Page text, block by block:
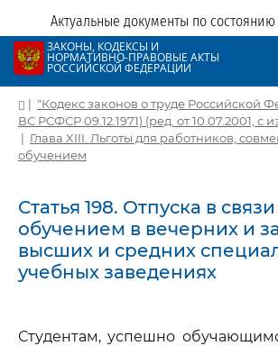
Актуальные документы по состоянию
ЗАКОНЫ, КОДЕКСЫ И
НОРМАТИВНО-ПРАВОВЫЕ АКТЫ
РОССИЙСКОЙ ФЕДЕРАЦИИ
| "Кодекс законов о труде Российской
ВС РСФСР 09.12.1971) (ред. от 10.07.2001, с
| Глава XIII. Льготы для работников,
обучением
Статья 198. Отпуска в связи
обучением в вечерних и
высших и средних
учебных заведениях
Студентам, успешно